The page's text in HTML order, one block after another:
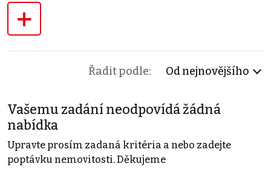
+
Řadit podle: Od nejnovějšího
Vašemu zadání neodpovídá žádná
nabídka
Upravte prosím zadaná kritéria a nebo zadejte
poptávku nemovitosti. Děkujeme